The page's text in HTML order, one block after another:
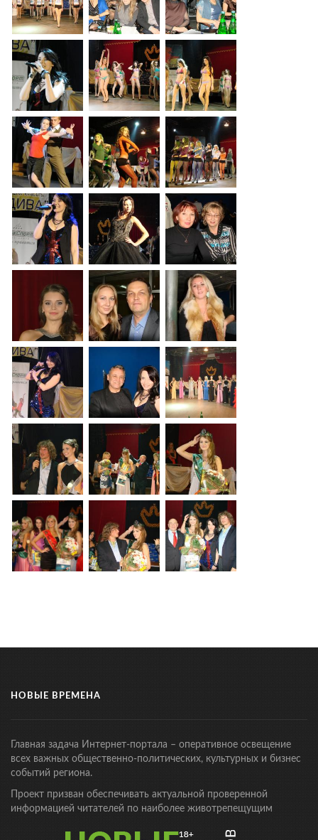
НОВЫЕ ВРЕМЕНА
Главная задача Интернет-портала – оперативное освещение
всех важных общественно-политических, культурных и бизнес
событий региона.
Проект призван обеспечивать актуальной проверенной
информацией читателей по наиболее животрепещущим